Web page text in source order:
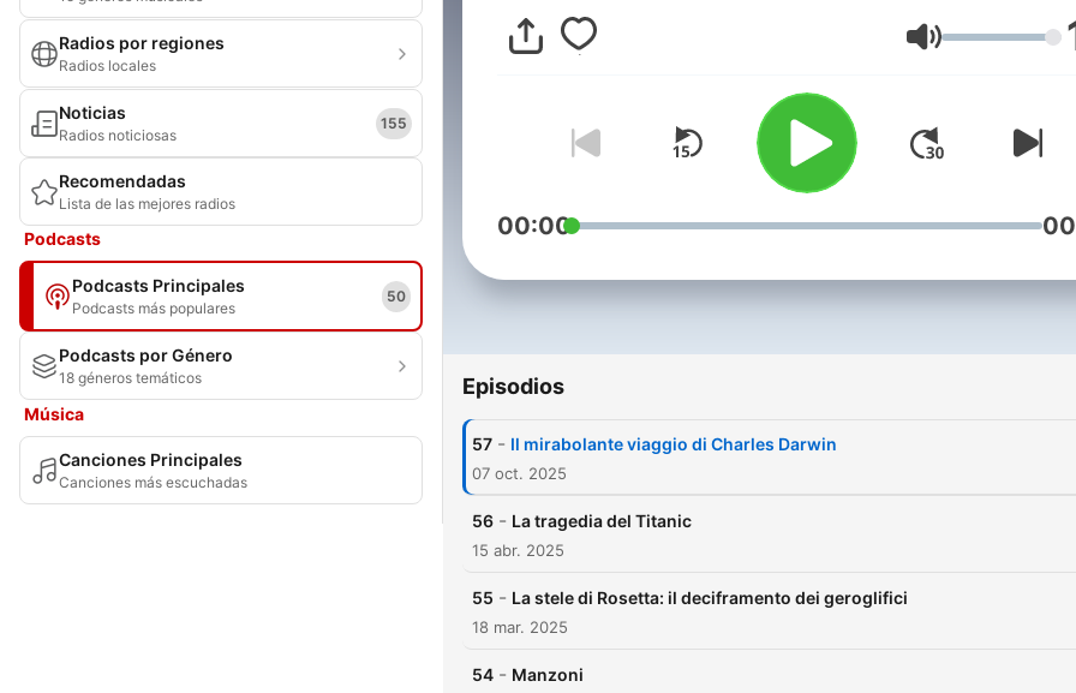
Radios por regiones
Radios locales
Noticias
Radios noticiosas
155
Recomendadas
Lista de las mejores radios
Podcasts
Podcasts Principales
Podcasts más populares
50
Podcasts por Género
18 géneros temáticos
Música
Canciones Principales
Canciones más escuchadas
raccontiamo alcuni curiosi
episodi storici. Com'era
l'educazione nella Grecia
classica? Perché ci sono
mummie di animali? Da
ci vacciniamo? Nerone era
davvero così cattivo come
ad arrivare al Polo Sud?
Grecia? Cosa significava
Medioevo? Queste e molte
Volumen
00:00
Episodios
57 - Il mirabolante viaggio di Charles Darwin
07 oct. 2025
56 - La tragedia del Titanic
15 abr. 2025
55 - La stele di Rosetta: il deciframento dei geroglifici
18 mar. 2025
54 - Manzoni